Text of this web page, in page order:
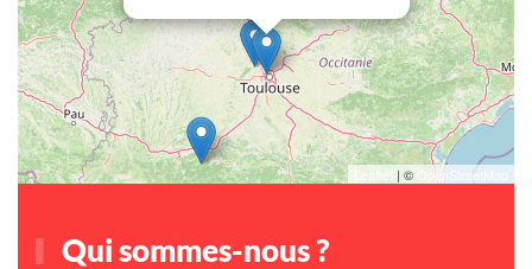
Leaflet | © OpenStreetMap
Qui sommes-nous ?